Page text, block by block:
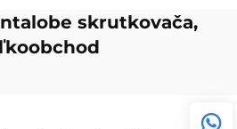
skrutkovača,